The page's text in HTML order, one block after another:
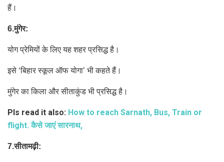
हैं।
6.मुंगेर:
योग प्रेमियों के लिए यह शहर प्रसिद्ध है।
इसे ‘बिहार स्कूल ऑफ योगा’ भी कहते हैं।
मुंगेर का किला और सीताकुंड भी प्रसिद्ध है।
Pls read it also: How to reach Sarnath, Bus, Train or
flight. कैसे जाएं सारनाथ,
7.सीतामढ़ी: